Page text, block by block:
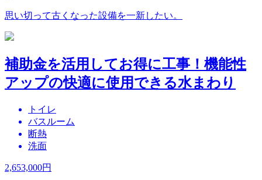
思い切って古くなった設備を一新したい。
補助金を活用してお得に工事！機能性
アップの快適に使用できる水まわり
トイレ
バスルーム
断熱
洗面
2,653,000円